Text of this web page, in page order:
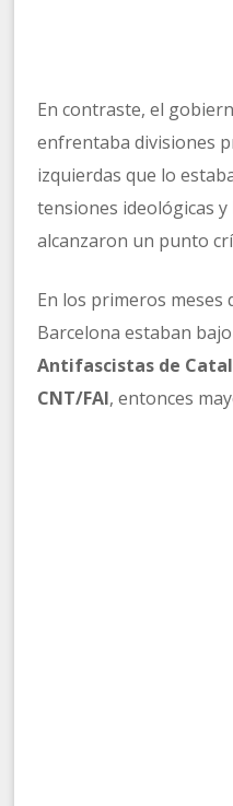
En contraste, el
enfrentaba divisiones
izquierdas que lo
tensiones ideológicas
alcanzaron un punto
En los primeros meses
Barcelona estaban
Antifascistas de
CNT/FAI, entonces